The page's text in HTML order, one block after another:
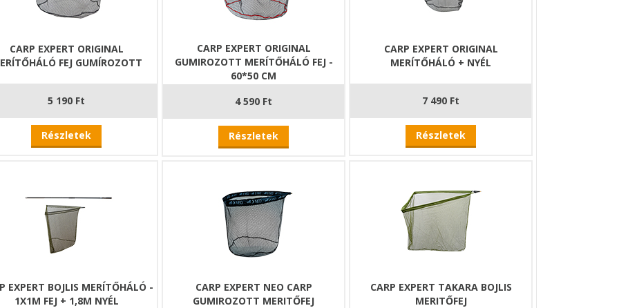
futó oldalsó hálórészek
és lézerrel maratott vég
CARP EXPERT ORIGINAL
FEJ GUMÍROZOTT
5 190 Ft
Részletek
CARP EXPERT ORIGINAL
GUMIROZOTT MERÍTŐHÁLÓ FEJ -
60*50 CM
4 590 Ft
Részletek
CARP EXPERT ORIGINAL
MERÍTŐHÁLÓ + NYÉL
7 490 Ft
Részletek
EXPERT BOJLIS MERÍTŐHÁLÓ -
1X1M FEJ + 1,8M NYÉL
CARP EXPERT NEO CARP
GUMIROZOTT MERITŐFEJ
CARP EXPERT TAKARA BOJLIS
MERITŐFEJ